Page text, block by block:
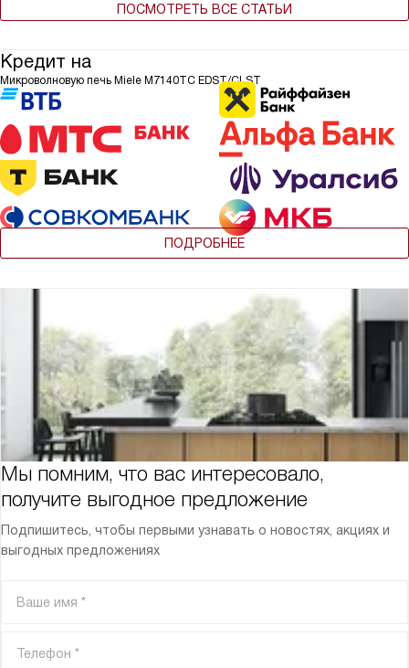
ПОСМОТРЕТЬ ВСЕ СТАТЬИ
Кредит на
Микроволновую печь Miele M7140TC EDST/CLST
ПОДРОБНЕЕ
Мы помним, что вас интересовало,
получите выгодное предложение
Подпишитесь, чтобы первыми узнавать о новостях, акциях и
выгодных предложениях